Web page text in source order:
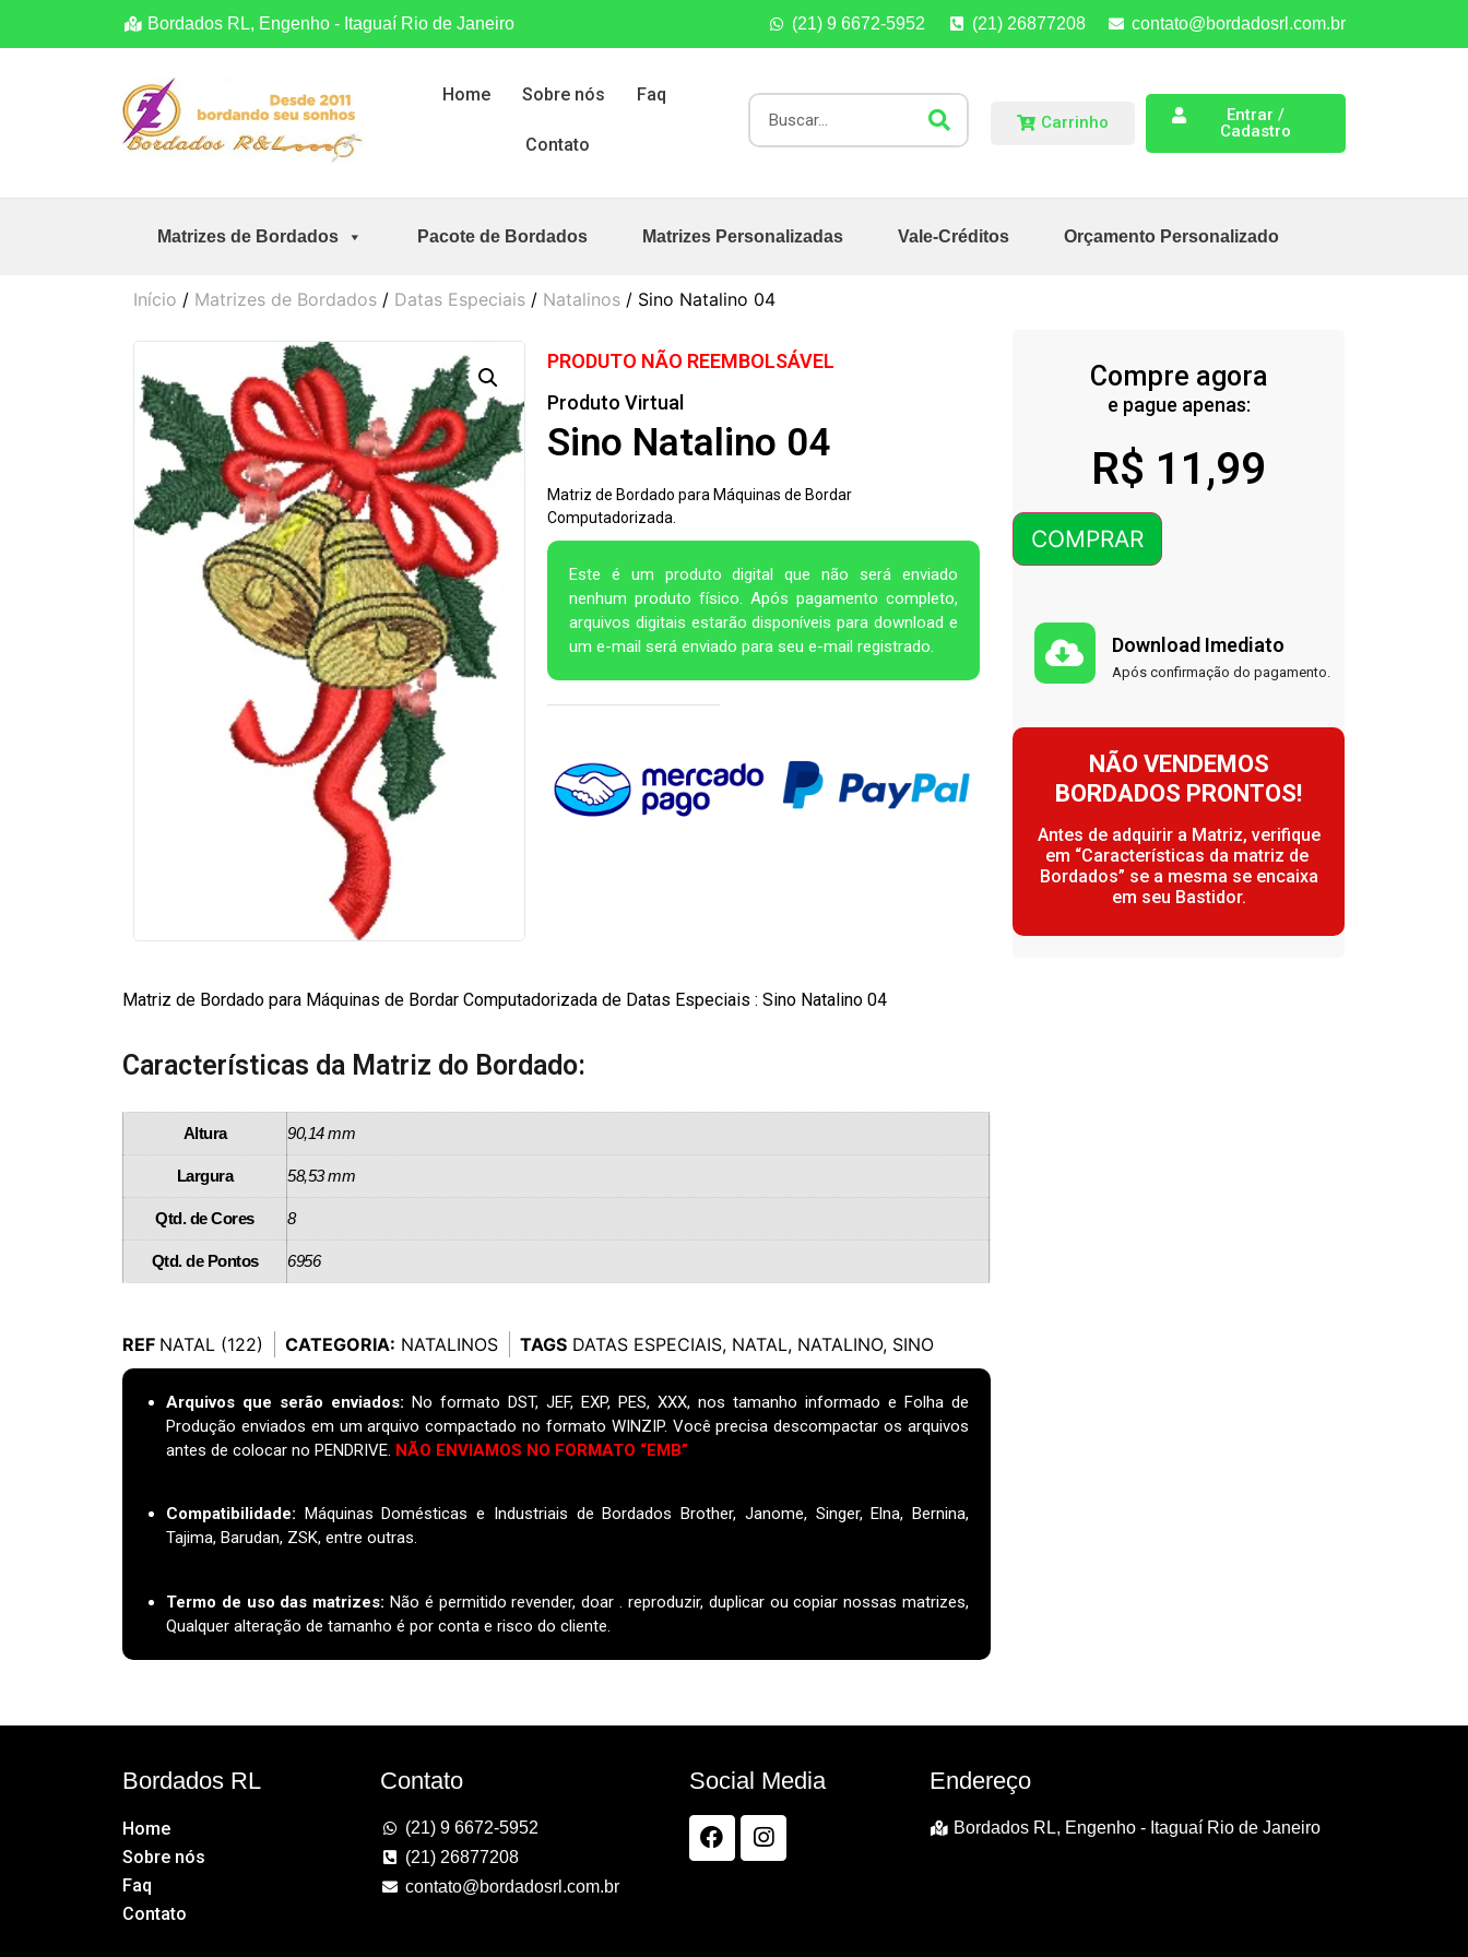
Bordados RL, Engenho - Itaguaí Rio de Janeiro (21) 9 6672-5952 (21) 26877208 contato@bordadosrl.com.br
Home Sobre nós Faq
Contato
Carrinho
Entrar /
Cadastro
Matrizes de Bordados Pacote de Bordados Matrizes Personalizadas Vale-Créditos Orçamento Personalizado
Início / Matrizes de Bordados / Datas Especiais / Natalinos / Sino Natalino 04
PRODUTO NÃO REEMBOLSÁVEL
Produto Virtual
Sino Natalino 04
Matriz de Bordado para Máquinas de Bordar
Computadorizada.
Este é um produto digital que não será enviado
nenhum produto físico. Após pagamento completo,
arquivos digitais estarão disponíveis para download e
um e-mail será enviado para seu e-mail registrado.
Matriz de Bordado para Máquinas de Bordar Computadorizada de Datas Especiais : Sino Natalino 04
Características da Matriz do Bordado:
Altura 90,14 mm
Largura 58,53 mm
Qtd. de Cores 8
Qtd. de Pontos 6956
REF NATAL (122) CATEGORIA: NATALINOS TAGS DATAS ESPECIAIS, NATAL, NATALINO, SINO
Arquivos que serão enviados: No formato DST, JEF, EXP, PES, XXX, nos tamanho informado e Folha de
Produção enviados em um arquivo compactado no formato WINZIP. Você precisa descompactar os arquivos
antes de colocar no PENDRIVE. NÃO ENVIAMOS NO FORMATO “EMB”
Compatibilidade:
Máquinas Domésticas e Industriais de Bordados Brother, Janome, Singer, Elna, Bernina,
Tajima, Barudan, ZSK, entre outras.
Termo de uso das matrizes: Não é permitido revender, doar . reproduzir, duplicar ou copiar nossas matrizes,
Qualquer alteração de tamanho é por conta e risco do cliente.
Compre agora
e pague apenas:
R$ 11,99
COMPRAR
Download Imediato
Após confirmação do pagamento.
NÃO VENDEMOS
BORDADOS PRONTOS!
Antes de adquirir a Matriz, verifique
em “Características da matriz de
Bordados” se a mesma se encaixa
em seu Bastidor.
Bordados RL
Home
Sobre nós
Faq
Contato
Contato
(21) 9 6672-5952
(21) 26877208
contato@bordadosrl.com.br
Social Media Endereço
Bordados RL, Engenho - Itaguaí Rio de Janeiro